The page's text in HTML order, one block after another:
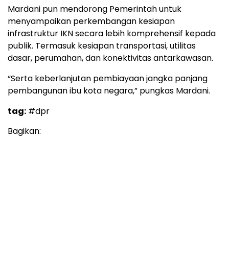
Mardani pun mendorong Pemerintah untuk
menyampaikan perkembangan kesiapan
infrastruktur IKN secara lebih komprehensif kepada
publik. Termasuk kesiapan transportasi, utilitas
dasar, perumahan, dan konektivitas antarkawasan.
“Serta keberlanjutan pembiayaan jangka panjang
pembangunan ibu kota negara,” pungkas Mardani.
tag: #dpr
Bagikan: